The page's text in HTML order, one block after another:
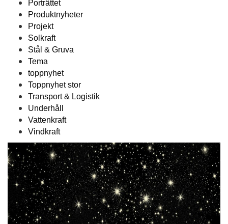
Porträttet
Produktnyheter
Projekt
Solkraft
Stål & Gruva
Tema
toppnyhet
Toppnyhet stor
Transport & Logistik
Underhåll
Vattenkraft
Vindkraft